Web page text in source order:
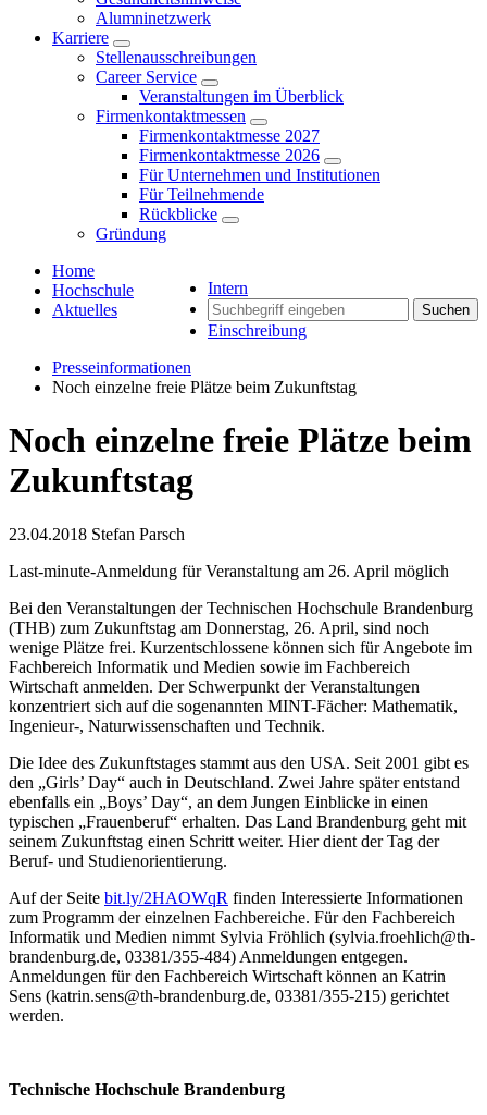
Alumninetzwerk
Karriere
Stellenausschreibungen
Career Service
Veranstaltungen im Überblick
Firmenkontaktmessen
Firmenkontaktmesse 2027
Firmenkontaktmesse 2026
Für Unternehmen und Institutionen
Für Teilnehmende
Rückblicke
Gründung
Intern
Suchen
Einschreibung
Home
Hochschule
Aktuelles
Presseinformationen
Noch einzelne freie Plätze beim Zukunftstag
Noch einzelne freie Plätze beim
Zukunftstag
23.04.2018 Stefan Parsch
Last-minute-Anmeldung für Veranstaltung am 26. April möglich
Bei den Veranstaltungen der Technischen Hochschule Brandenburg
(THB) zum Zukunftstag am Donnerstag, 26. April, sind noch
wenige Plätze frei. Kurzentschlossene können sich für Angebote im
Fachbereich Informatik und Medien sowie im Fachbereich
Wirtschaft anmelden. Der Schwerpunkt der Veranstaltungen
konzentriert sich auf die sogenannten MINT-Fächer: Mathematik,
Ingenieur-, Naturwissenschaften und Technik.
Die Idee des Zukunftstages stammt aus den USA. Seit 2001 gibt es
den „Girls’ Day“ auch in Deutschland. Zwei Jahre später entstand
ebenfalls ein „Boys’ Day“, an dem Jungen Einblicke in einen
typischen „Frauenberuf“ erhalten. Das Land Brandenburg geht mit
seinem Zukunftstag einen Schritt weiter. Hier dient der Tag der
Beruf- und Studienorientierung.
Auf der Seite bit.ly/2HAOWqR finden Interessierte Informationen
zum Programm der einzelnen Fachbereiche. Für den Fachbereich
Informatik und Medien nimmt Sylvia Fröhlich (sylvia.froehlich@th-
brandenburg.de, 03381/355-484) Anmeldungen entgegen.
Anmeldungen für den Fachbereich Wirtschaft können an Katrin
Sens (katrin.sens@th-brandenburg.de, 03381/355-215) gerichtet
werden.
Technische Hochschule Brandenburg